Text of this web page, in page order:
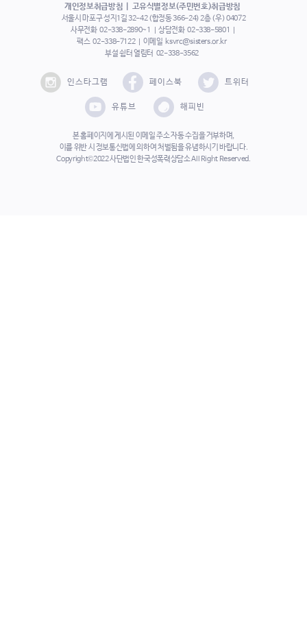
개인정보취급방침 고유식별정보(주민번호)취급방침
서울시 마포구 성지1길 32-42 (합정동 366-24) 2층 (우) 04072
사무전화 02-338-2890~1 상담전화 02-338-5801
팩스 02-338-7122 이메일 ksvrc@sisters.or.kr
부설 쉼터 열림터 02-338-3562
인스타그램 페이스북 트위터
유튜브 해피빈
본 홈페이지에 게시된 이메일 주소 자동 수집을 거부하며,
이를 위반 시 정보통신법에 의하여 처벌됨을 유념하시기 바랍니다.
Copyright©2022 사단법인 한국성폭력상담소 All Right Reserved.